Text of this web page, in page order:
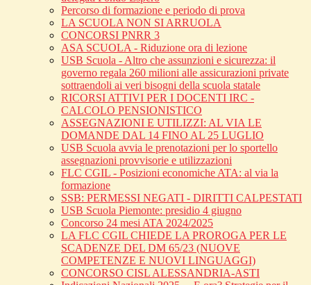
Percorso di formazione e periodo di prova
LA SCUOLA NON SI ARRUOLA
CONCORSI PNRR 3
ASA SCUOLA - Riduzione ora di lezione
USB Scuola - Altro che assunzioni e sicurezza: il
governo regala 260 milioni alle assicurazioni private
sottraendoli ai veri bisogni della scuola statale
RICORSI ATTIVI PER I DOCENTI IRC -
CALCOLO PENSIONISTICO
ASSEGNAZIONI E UTILIZZI: AL VIA LE
DOMANDE DAL 14 FINO AL 25 LUGLIO
USB Scuola avvia le prenotazioni per lo sportello
assegnazioni provvisorie e utilizzazioni
FLC CGIL - Posizioni economiche ATA: al via la
formazione
SSB: PERMESSI NEGATI - DIRITTI CALPESTATI
USB Scuola Piemonte: presidio 4 giugno
Concorso 24 mesi ATA 2024/2025
LA FLC CGIL CHIEDE LA PROROGA PER LE
SCADENZE DEL DM 65/23 (NUOVE
COMPETENZE E NUOVI LINGUAGGI)
CONCORSO CISL ALESSANDRIA-ASTI